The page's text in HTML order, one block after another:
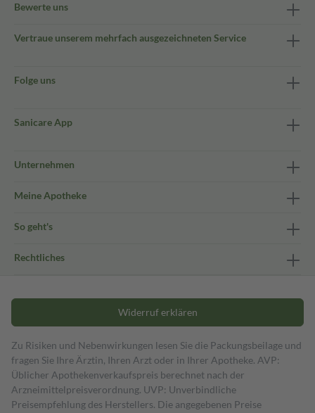
Bewerte uns
Vertraue unserem mehrfach ausgezeichneten Service
Folge uns
Sanicare App
Unternehmen
Meine Apotheke
So geht's
Rechtliches
Widerruf erklären
Zu Risiken und Nebenwirkungen lesen Sie die Packungsbeilage und
fragen Sie Ihre Ärztin, Ihren Arzt oder in Ihrer Apotheke. AVP:
Üblicher Apothekenverkaufspreis berechnet nach der
Arzneimittelpreisverordnung. UVP: Unverbindliche
Preisempfehlung des Herstellers. Die angegebenen Preise